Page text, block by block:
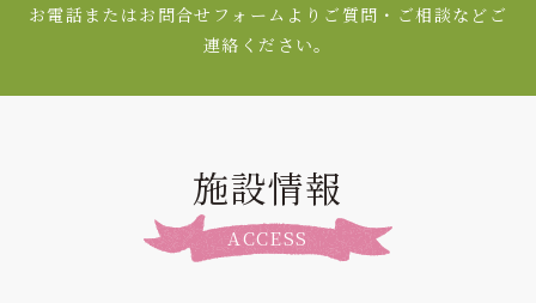
お電話またはお問合せフォームよりご質問・ご相談などご
連絡ください。
施設情報
ACCESS